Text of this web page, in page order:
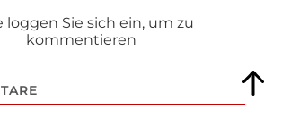
loggen Sie sich ein, um zu
kommentieren